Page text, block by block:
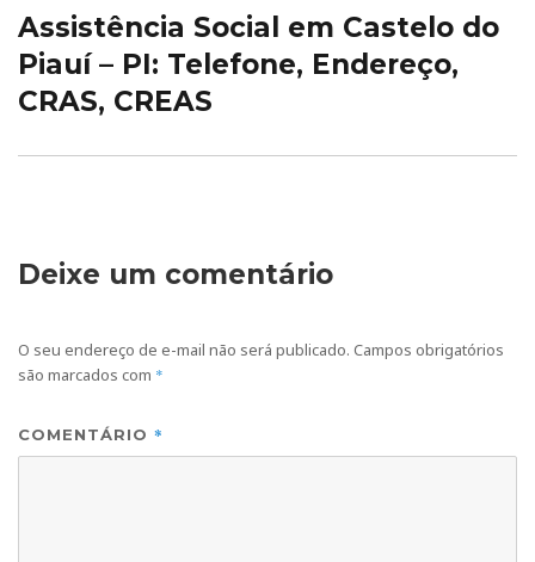
Próximo
post:
Assistência Social em Castelo do
Piauí – PI: Telefone, Endereço,
CRAS, CREAS
Deixe um comentário
O seu endereço de e-mail não será publicado. Campos obrigatórios
são marcados com *
COMENTÁRIO *